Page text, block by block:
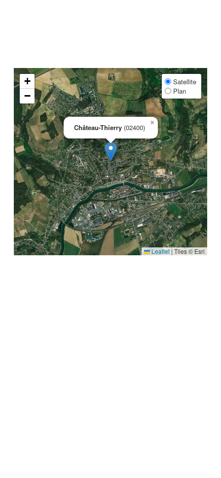
Château-Thierry (02400)
×
+
−
Satellite
Plan
Leaflet | Tiles © Esri